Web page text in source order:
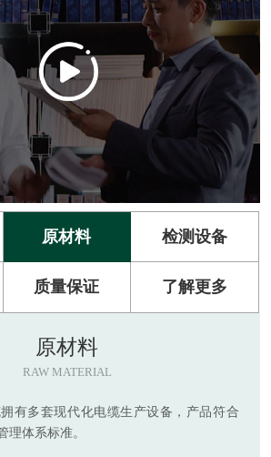
原材料 检测设备
质量保证 了解更多
原材料
RAW MATERIAL
有多套现代化电缆生产设备，产品符合
理体系标准。